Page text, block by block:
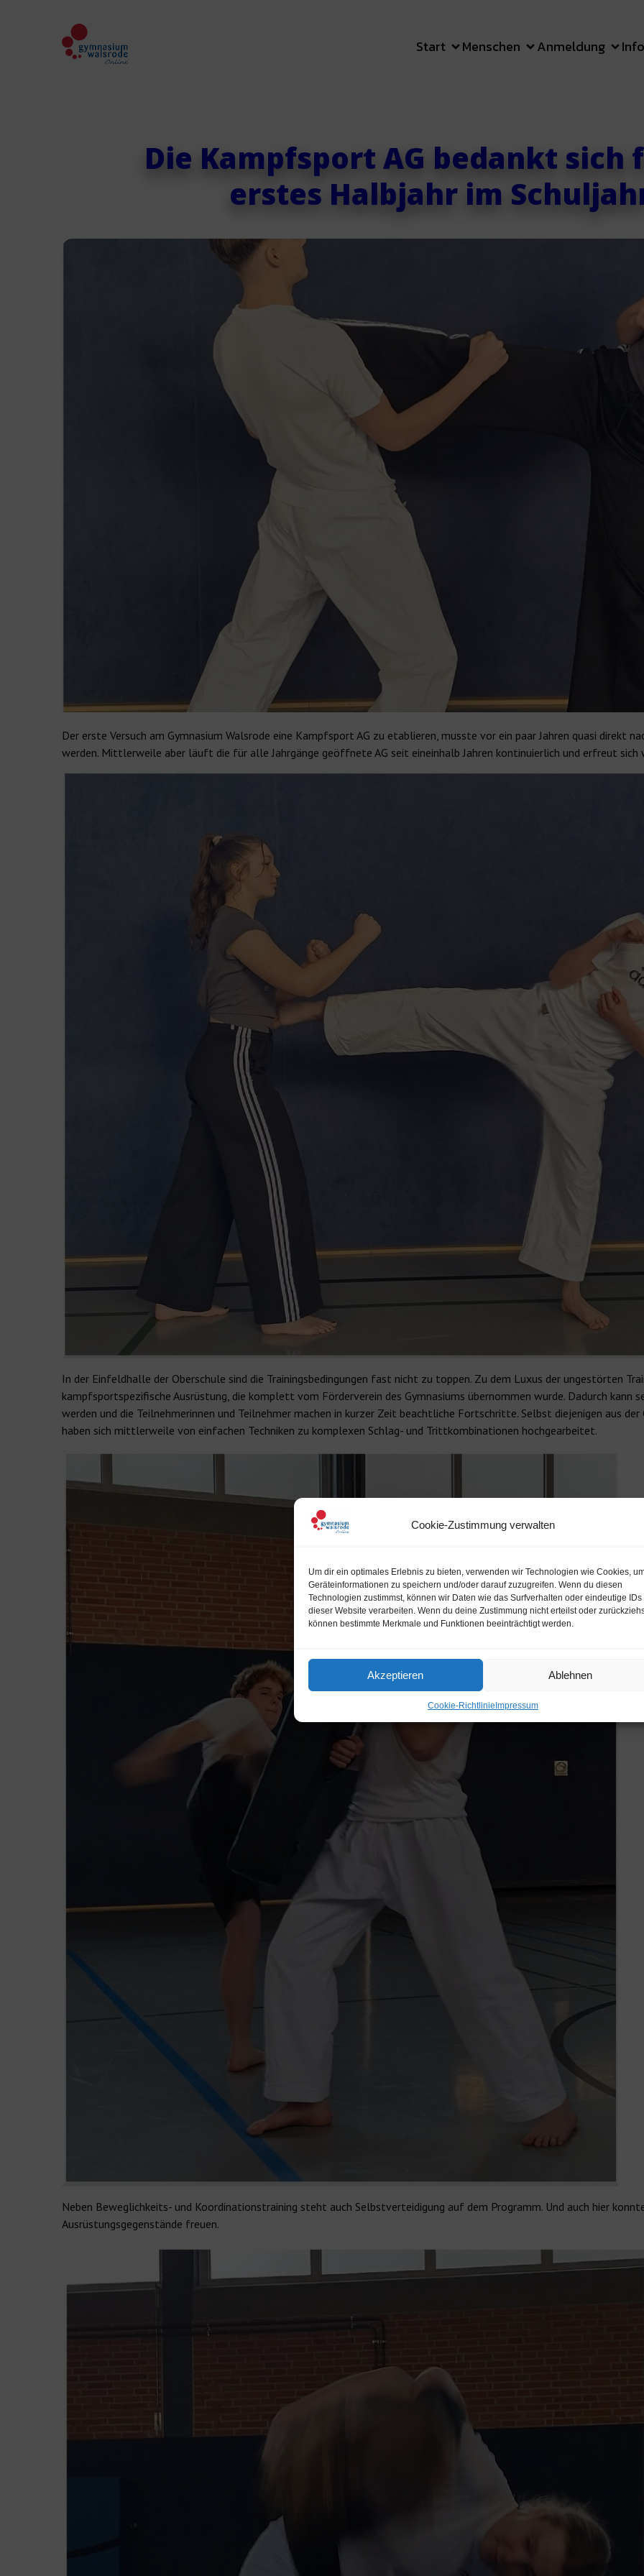
Cookie-Zustimmung verwalten
Um dir ein optimales Erlebnis zu bieten, verwenden wir Technologien wie Cookies,
Geräteinformationen zu speichern und/oder darauf zuzugreifen. Wenn du diesen
Technologien zustimmst, können wir Daten wie das Surfverhalten oder eindeutige IDs
dieser Website verarbeiten. Wenn du deine Zustimmung nicht erteilst oder
können bestimmte Merkmale und Funktionen beeinträchtigt werden.
Akzeptieren Ablehnen
Cookie-Richtlinie Impressum
Start Menschen Anmeldung
Die Kampfsport AG bedankt sich
erstes Halbjahr im
Der erste Versuch am Gymnasium Walsrode eine Kampfsport AG zu etablieren, musste vor ein paar Jahren quasi direkt
werden. Mittlerweile aber läuft die für alle Jahrgänge geöffnete AG seit eineinhalb Jahren kontinuierlich und erfreut sich
In der Einfeldhalle der Oberschule sind die Trainingsbedingungen fast nicht zu toppen. Zu dem Luxus der ungestörten
kampfsportspezifische Ausrüstung, die komplett vom Förderverein des Gymnasiums übernommen wurde. Dadurch kann
werden und die Teilnehmerinnen und Teilnehmer machen in kurzer Zeit beachtliche Fortschritte. Selbst diejenigen aus
haben sich mittlerweile von einfachen Techniken zu komplexen Schlag- und Trittkombinationen hochgearbeitet.
Neben Beweglichkeits- und Koordinationstraining steht auch Selbstverteidigung auf dem Programm. Und auch hier
Ausrüstungsgegenstände freuen.